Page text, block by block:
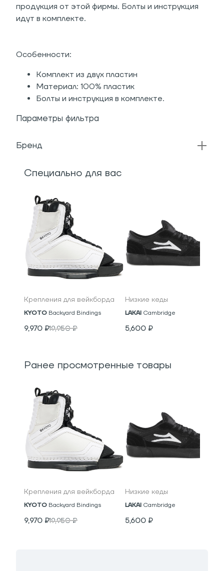
продукция от этой фирмы. Болты и инструкция
идут в комплекте.
Особенности:
Комплект из двух пластин
Материал: 100% пластик
Болты и инструкция в комплекте.
Параметры фильтра
Бренд
Специально для вас
Крепления для вейкборда
KYOTO Backyard Bindings
9,970 ₽19,950₽
Низкие кеды
LAKAI Cambridge
5,600 ₽
Ранее просмотренные товары
Крепления для вейкборда
KYOTO Backyard Bindings
9,970 ₽19,950₽
Низкие кеды
LAKAI Cambridge
5,600 ₽